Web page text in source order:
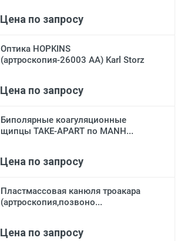
Цена по запросу
Оптика HOPKINS
(артроскопия-26003 АА) Karl Storz
Цена по запросу
Биполярные коагуляционные
щипцы TAKE-APART по MANH...
Цена по запросу
Пластмассовая канюля троакара
(артроскопия,позвоно...
Цена по запросу